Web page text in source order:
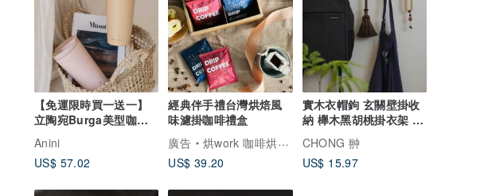
【免運限時買一送一】
立陶宛Burga美型咖啡
杯 防漏設計 保溫保冷
Anini
US$ 57.02
經典伴手禮台灣烘焙風
味濾掛咖啡禮盒
廣告
烘work 咖啡烘作坊
US$ 39.20
實木衣帽鉤 玄關壁掛收
納 櫸木黑胡桃掛衣架 家
居裝飾
CHONG 翀
US$ 15.97